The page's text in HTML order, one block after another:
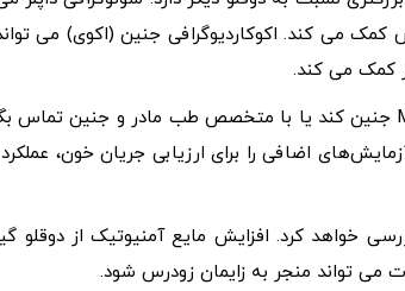
می کند. اکوکاردیوگرافی جنین (اکوی) می
کمک می کند.
اضافی را برای ارزیابی جریان خون،
خواهد کرد. افزایش مایع آمنیوتیک از دوقلو
می تواند منجر به زایمان زودرس شود.